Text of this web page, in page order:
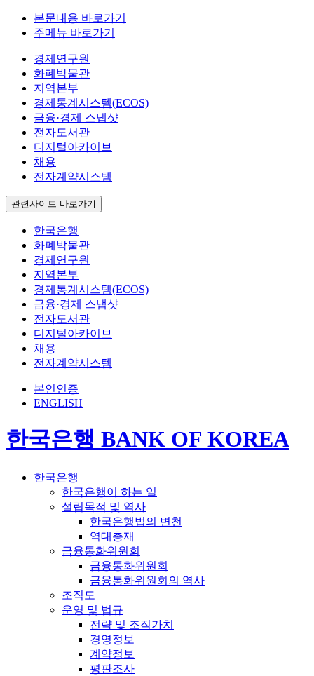
본문내용 바로가기
주메뉴 바로가기
경제연구원
화폐박물관
지역본부
경제통계시스템(ECOS)
금융·경제 스냅샷
전자도서관
디지털아카이브
채용
전자계약시스템
관련사이트 바로가기
한국은행
화폐박물관
경제연구원
지역본부
경제통계시스템(ECOS)
금융·경제 스냅샷
전자도서관
디지털아카이브
채용
전자계약시스템
본인인증
ENGLISH
한국은행 BANK OF KOREA
한국은행
한국은행이 하는 일
설립목적 및 역사
한국은행법의 변천
역대총재
금융통화위원회
금융통화위원회
금융통화위원회의 역사
조직도
운영 및 법규
전략 및 조직가치
경영정보
계약정보
평판조사